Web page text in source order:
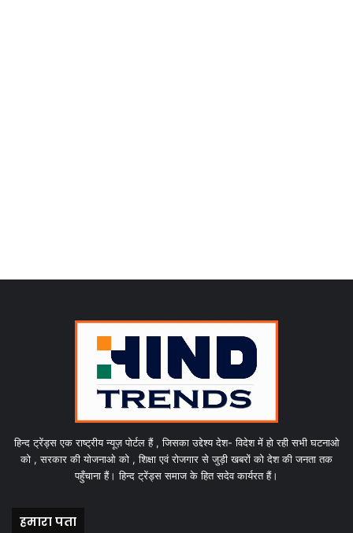
हिन्द ट्रेंड्स एक राष्ट्रीय न्यूज़ पोर्टल हैं , जिसका उद्देश्य देश- विदेश में हो रही सभी घटनाओ
को , सरकार की योजनाओ को , शिक्षा एवं रोजगार से जुड़ी खबरों को देश की जनता तक
पहुँचाना हैं। हिन्द ट्रेंड्स समाज के हित सदेव कार्यरत हैं।
हमारा पता